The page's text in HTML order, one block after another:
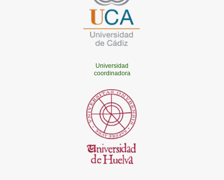
Universidad
coordinadora